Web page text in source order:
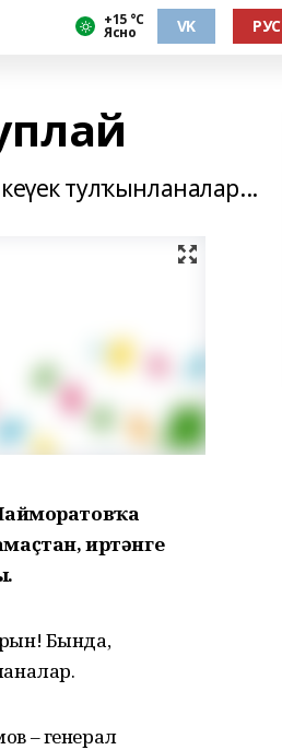
+15 °С
Ясно VK РУС
тулҡынланалар...
иртәнге
Бында,
– генерал